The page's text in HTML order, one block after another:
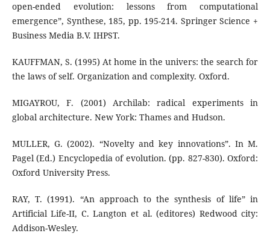
open-ended evolution: lessons from computational
emergence”, Synthese, 185, pp. 195-214. Springer Science +
Business Media B.V. IHPST.
KAUFFMAN, S. (1995) At home in the univers: the search for
the laws of self. Organization and complexity. Oxford.
MIGAYROU, F. (2001) Archilab: radical experiments in
global architecture. New York: Thames and Hudson.
MULLER, G. (2002). “Novelty and key innovations”. In M.
Pagel (Ed.) Encyclopedia of evolution. (pp. 827-830). Oxford:
Oxford University Press.
RAY, T. (1991). “An approach to the synthesis of life” in
Artificial Life-II, C. Langton et al. (editores) Redwood city:
Addison-Wesley.